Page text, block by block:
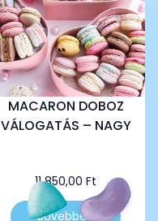
MACARON DOBOZ
VÁLOGATÁS – NAGY
11 850,00 Ft
Bővebben